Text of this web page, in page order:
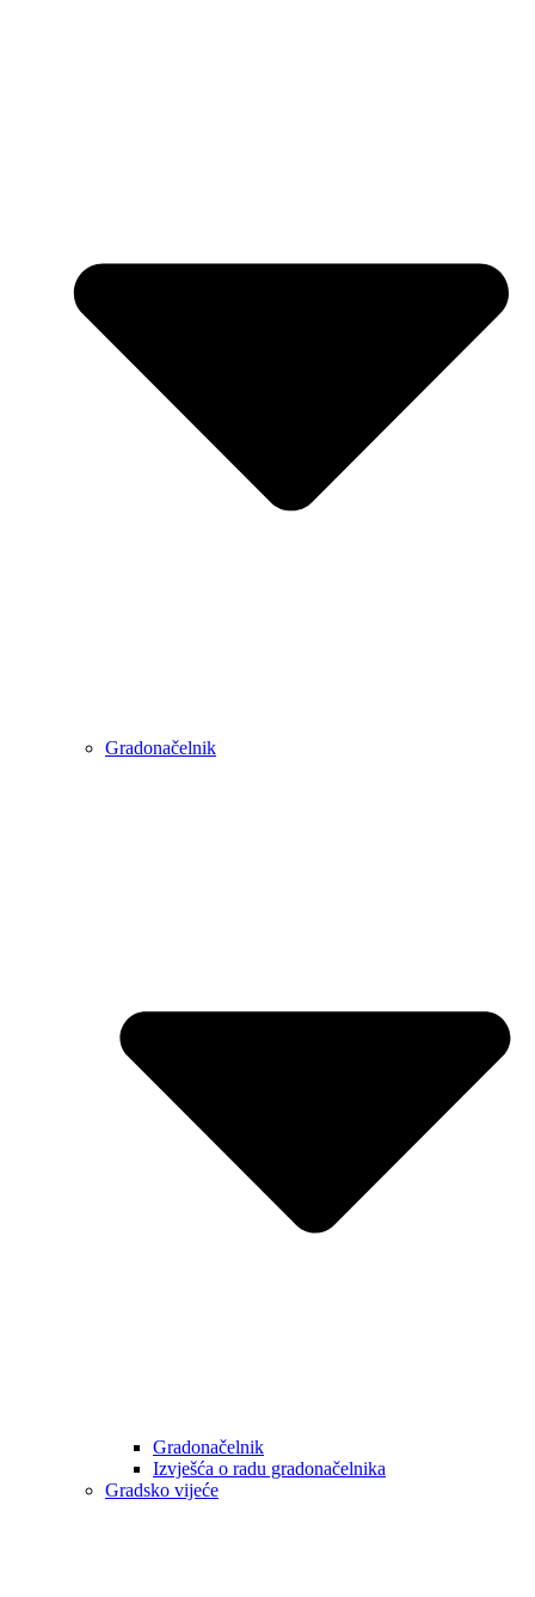
Gradonačelnik
Gradonačelnik
Izvješća o radu gradonačelnika
Gradsko vijeće